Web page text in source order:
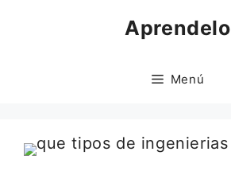
Aprendelo
Menú